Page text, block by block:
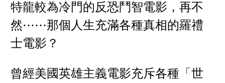
特龍較為冷門的反恐鬥智電影，再不
然⋯⋯那個人生充滿各種真相的羅禮
士電影？
曾經美國英雄主義電影充斥各種「世